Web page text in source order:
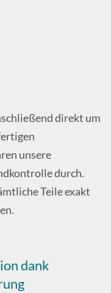
direkt um
unsere
durch.
Teile exakt
dank